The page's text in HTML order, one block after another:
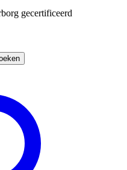
gecertificeerd